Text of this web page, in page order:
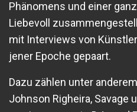
Phänomens und einer
Liebevoll
mit Interviews von
jener Epoche gepaart.
Dazu zählen unter
Johnson Righeira, Savage